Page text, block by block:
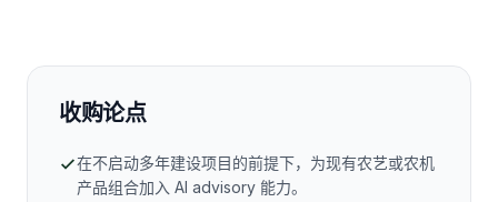
收购论点
在不启动多年建设项目的前提下，为现有农艺或农机
产品组合加入 AI advisory 能力。